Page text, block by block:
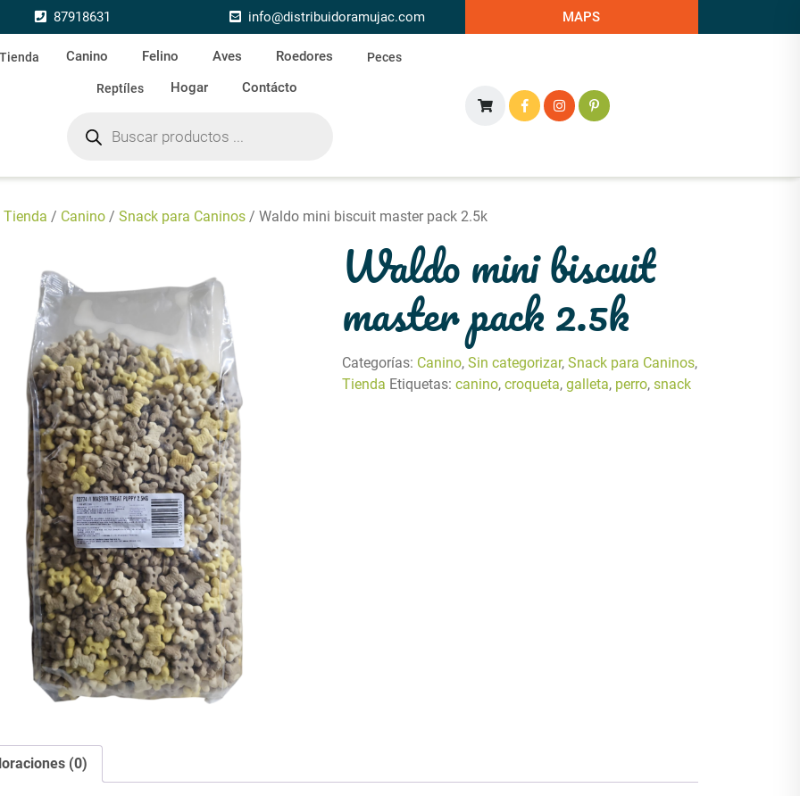
87918631 info@distribuidoramujac.com MAPS
Canino Felino Aves Roedores Peces
Reptíles Hogar Contácto
Tienda / Canino / Snack para Caninos / Waldo mini biscuit master pack 2.5k
Waldo mini biscuit
master pack 2.5k
Categorías: Canino,Sin categorizar,Snack para Caninos,
Tienda Etiquetas:canino,croqueta,galleta, perro,snack
(0)